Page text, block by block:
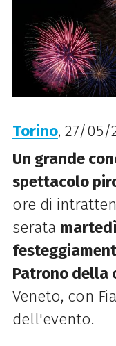
Torino, 27/05/
Un grande
spettacolo
ore di
serata
Patrono della
Veneto, con
dell'evento.